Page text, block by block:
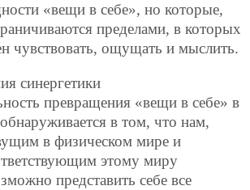
«вещи в себе», но которые,
пределами, в которых
чувствовать, ощущать и мыслить.
синергетики
превращения «вещи в себе» в
в том, что нам,
в физическом мире и
этому миру
представить себе все